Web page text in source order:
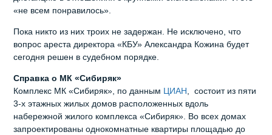
«не всем понравилось».
Пока никто из них троих не задержан. Не исключено, что
вопрос ареста директора «КБУ» Александра Кожина будет
сегодня решен в судебном порядке.
Справка о МК «Сибиряк»
Комплекс МК «Сибиряк», по данным ЦИАН, состоит из пяти
3-х этажных жилых домов расположенных вдоль
набережной жилого комплекса «Сибиряк». Во всех домах
запроектированы однокомнатные квартиры площадью до